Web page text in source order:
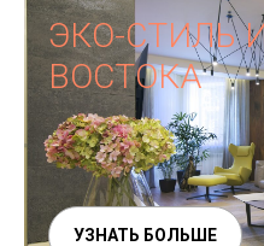
ЭКО-СТИЛЬ
ВОСТОКА
УЗНАТЬ БОЛЬШЕ